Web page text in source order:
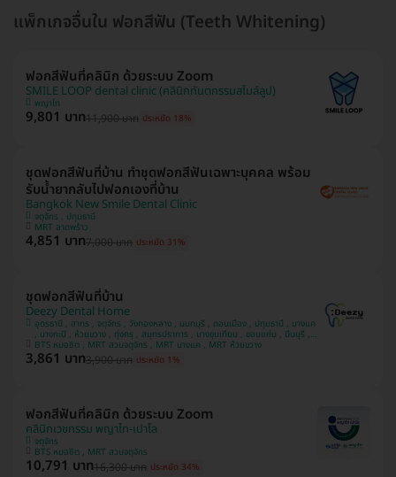
แพ็กเกจอื่นใน ฟอกสีฟัน (Teeth Whitening)
ฟอกสีฟันที่คลินิก ด้วยระบบ Zoom
SMILE LOOP dental clinic (คลินิกทันตกรรมสไมล์ลูป)
พญาไท
9,801 บาท11,900 บาท ประหยัด 18%
ชุดฟอกสีฟันที่บ้าน ทำชุดฟอกสีฟันเฉพาะบุคคล พร้อม
รับน้ำยากลับไปฟอกเองที่บ้าน
Bangkok New Smile Dental Clinic
จตุจักร , ปทุมธานี
MRT ลาดพร้าว
4,851 บาท7,000 บาท ประหยัด 31%
ชุดฟอกสีฟันที่บ้าน
Deezy Dental Home
อุดรธานี , สาทร , จตุจักร , วังทองหลาง , นนทบุรี , ดอนเมือง , ปทุมธานี , บางแค
, บางกะปิ , ห้วยขวาง , ทุ่งครุ , สมุทรปราการ , บางขุนเทียน , ขอนแก่น , มีนบุรี ,
อุบลราชธานี , บางรัก BTS หมอชิต , MRT สวนจตุจักร , MRT บางแค , MRT ห้วยขวาง
3,861 บาท3,900 บาท ประหยัด 1%
ฟอกสีฟันที่คลินิก ด้วยระบบ Zoom
คลินิกเวชกรรม พญาไท-เปาโล
จตุจักร
BTS หมอชิต , MRT สวนจตุจักร
10,791 บาท16,300 บาท ประหยัด 34%